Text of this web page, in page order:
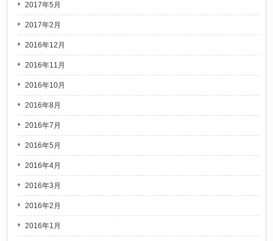
2017年5月
2017年2月
2016年12月
2016年11月
2016年10月
2016年8月
2016年7月
2016年5月
2016年4月
2016年3月
2016年2月
2016年1月